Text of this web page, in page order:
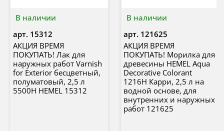
В наличии
арт. 15312
АКЦИЯ ВРЕМЯ
ПОКУПАТЬ! Лак для
наружных работ Varnish
for Exterior бесцветный,
полуматовый, 2,5 л
5500H HEMEL 15312
В наличии
арт. 121625
АКЦИЯ ВРЕМЯ
ПОКУПАТЬ! Морилка для
древесины HEMEL Aqua
Decorative Colorant
1216H Карри, 2,5 л на
водной основе, для
внутренних и наружных
работ 121625